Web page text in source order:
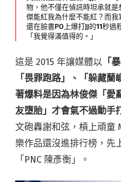
物，他不僅在偵訊時坦承就
傑能紅我為什麼不能紅？而
還在臉書PO上爆打JJ的11秒
「我覺得滿值得的。」
這是 2015 年讓媒體以 「
「畏罪跑路」、「躲藏
著爆料是因為林俊傑「愛
友墮胎」才會氣不過動手
文砲轟謝和弦，槓上頑童
樂作品還沒進排行榜，先
「PNC 陳彥衡」。